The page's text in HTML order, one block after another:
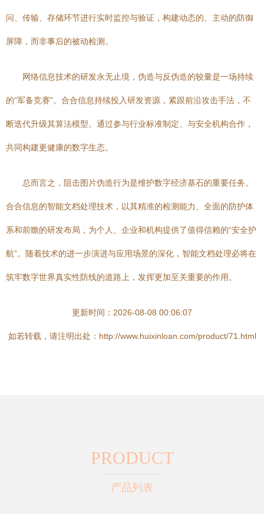
问、传输、存储环节进行实时监控与验证，构建动态的、主动的防御
屏障，而非事后的被动检测。
网络信息技术的研发永无止境，伪造与反伪造的较量是一场持续
的“军备竞赛”。合合信息持续投入研发资源，紧跟前沿攻击手法，不
断迭代升级其算法模型。通过参与行业标准制定、与安全机构合作，
共同构建更健康的数字生态。
总而言之，阻击图片伪造行为是维护数字经济基石的重要任务。
合合信息的智能文档处理技术，以其精准的检测能力、全面的防护体
系和前瞻的研发布局，为个人、企业和机构提供了值得信赖的“安全护
航”。随着技术的进一步演进与应用场景的深化，智能文档处理必将在
筑牢数字世界真实性防线的道路上，发挥更加至关重要的作用。
更新时间：2026-08-08 00:06:07
如若转载，请注明出处：http://www.huixinloan.com/product/71.html
PRODUCT
产品列表